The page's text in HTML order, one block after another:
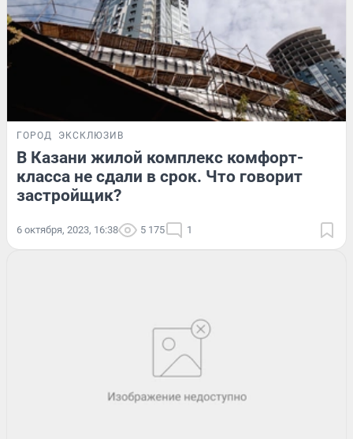
ГОРОД ЭКСКЛЮЗИВ
В Казани жилой комплекс комфорт-
класса не сдали в срок. Что говорит
застройщик?
6 октября, 2023, 16:38 5 175 1